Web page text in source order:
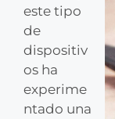
este tipo
de
dispositiv
os ha
experime
ntado una